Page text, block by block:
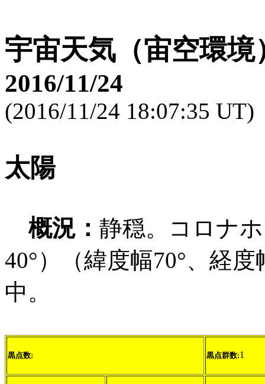
宇宙天気（宙空環境
2016/11/24
(2016/11/24 18:07:35 UT)
太陽
概況： 静穏。コロナ
40°）（緯度幅70°、経
中。
黒点数: 黒点群数:1